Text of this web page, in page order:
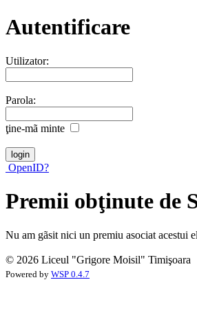
Autentificare
Utilizator:
Parola:
ţine-mã minte
OpenID?
Premii obţinute de
Nu am gãsit nici un premiu asociat acestui
© 2026 Liceul "Grigore Moisil" Timişoara
Powered by WSP 0.4.7